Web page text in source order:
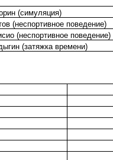
(симуляция)
(неспортивное поведение)
(неспортивное поведение)
(затяжка времени)